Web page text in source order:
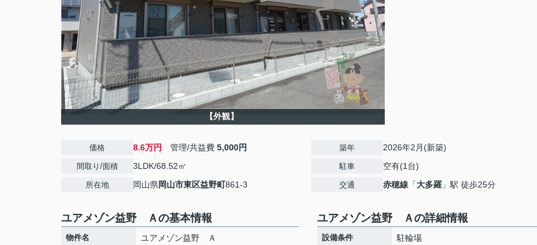
【外観】
価格 8.6万円 管理/共益費 5,000円
間取り/面積 3LDK/68.52㎡
所在地 岡山県岡山市東区益野町861-3
築年 2026年2月(新築)
駐車 空有(1台)
交通 赤穂線 「大多羅 」駅 徒歩25分
ユアメゾン益野 Ａの基本情報
物件名 ユアメゾン益野 Ａ
ユアメゾン益野 Ａの詳細情報
設備条件
駐輪場